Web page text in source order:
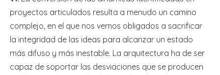
proyectos articulados resulta a menudo un camino
complejo, en el que nos vemos obligados a sacrificar
la integridad de las ideas para alcanzar un estado
más difuso y más inestable. La arquitectura ha de ser
capaz de soportar las desviaciones que se producen